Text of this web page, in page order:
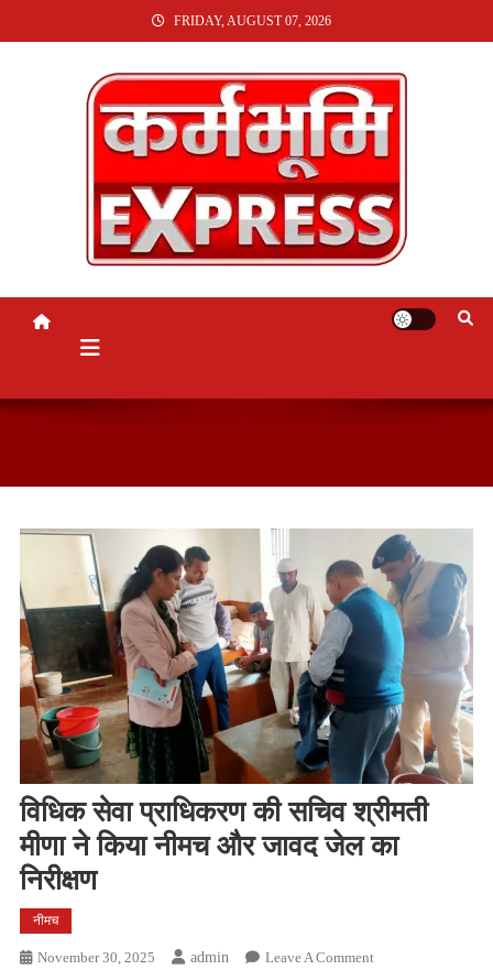
TO
FRIDAY, AUGUST 07, 2026
KARMABHUMI EXPRESS
विधिक सेवा प्राधिकरण की सचिव श्रीमती
मीणा ने किया नीमच और जावद जेल का
निरीक्षण
नीमच
November 30, 2025 Admin Leave A CommentOn